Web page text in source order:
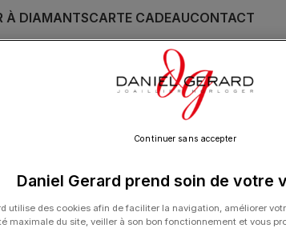
À DIAMANTSCARTE CADEAUCONTACT
Bague
et Diamants
1 900.00€
Daniel Gerard prend soin de votre
utilise des cookies afin de faciliter la navigation, améliorer
maximale du site, veiller à son bon fonctionnement et vous
Continuer sans accepter